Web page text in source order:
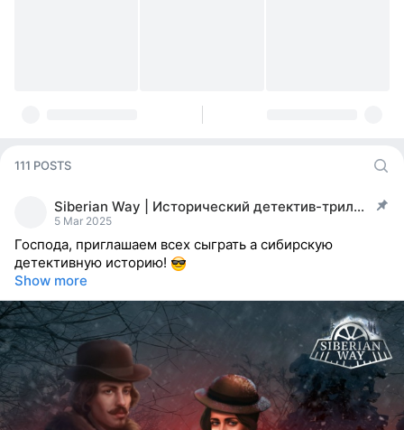
111 POSTS
Siberian Way | Исторический детектив-триллер
post pinned
5 Mar 2025
Господа, приглашаем всех сыграть а сибирскую
детективную историю!
Show more